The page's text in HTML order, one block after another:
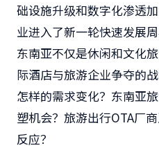
础设施升级和数字化渗透
业进入了新一轮快速发展
东南亚不仅是休闲和文化
际酒店与旅游企业争夺的
怎样的需求变化？东南亚
塑机会？旅游出行OTA厂
反应？